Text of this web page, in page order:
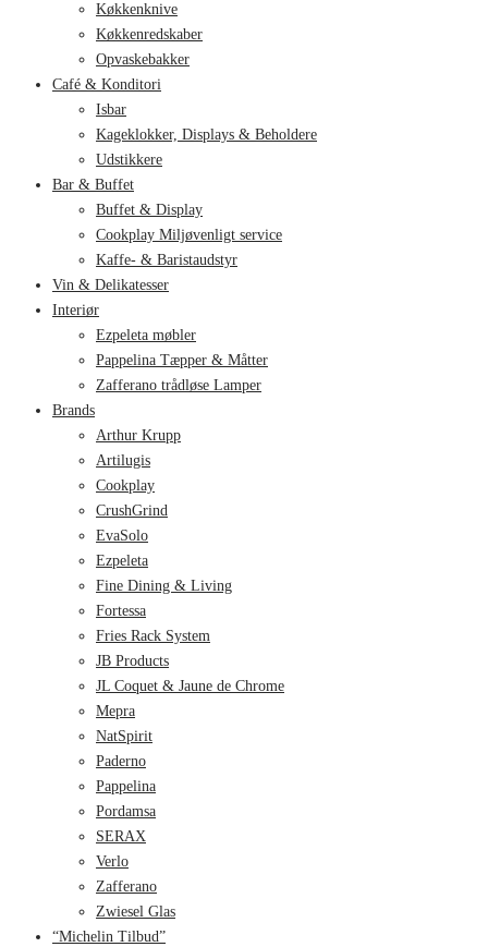
Køkkenknive
Køkkenredskaber
Opvaskebakker
Café & Konditori
Isbar
Kageklokker, Displays & Beholdere
Udstikkere
Bar & Buffet
Buffet & Display
Cookplay Miljøvenligt service
Kaffe- & Baristaudstyr
Vin & Delikatesser
Interiør
Ezpeleta møbler
Pappelina Tæpper & Måtter
Zafferano trådløse Lamper
Brands
Arthur Krupp
Artilugis
Cookplay
CrushGrind
EvaSolo
Ezpeleta
Fine Dining & Living
Fortessa
Fries Rack System
JB Products
JL Coquet & Jaune de Chrome
Mepra
NatSpirit
Paderno
Pappelina
Pordamsa
SERAX
Verlo
Zafferano
Zwiesel Glas
“Michelin Tilbud”